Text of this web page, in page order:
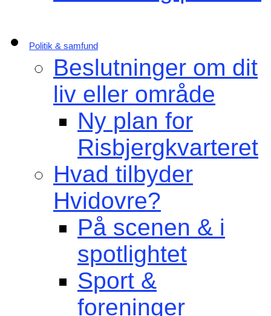
Politik & samfund
Beslutninger om dit
liv eller område
Ny plan for
Risbjergkvarteret
Hvad tilbyder
Hvidovre?
På scenen & i
spotlightet
Sport &
foreninger